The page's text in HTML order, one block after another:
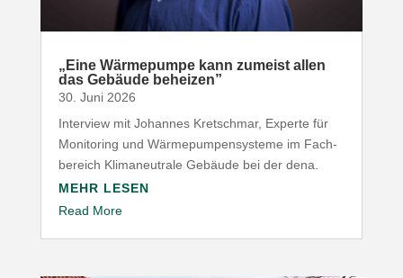
„ Eine Wärme­pumpe kann zumeist allen
das Gebäude beheizen”
30. Juni 2026
Interview mit Johannes Kret­schmar, Experte für
Moni­toring und Wärme­pum­pen­systeme im Fach­
be­reich Klima­neu­trale Gebäude bei der dena.
MEHR LESEN
Read More